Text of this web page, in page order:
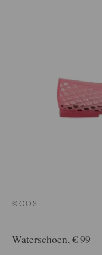
©COS
Waterschoen, € 99